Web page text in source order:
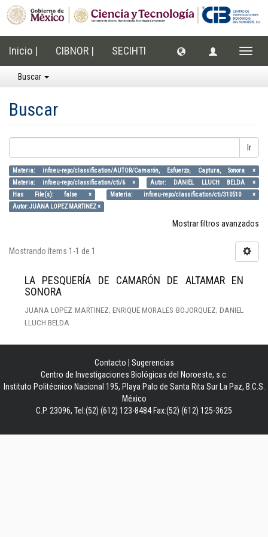
Inicio | CIBNOR | SECIHTI
Buscar
Buscar
Ir
Materia: info:eu-repo/classification/AUTOR/Camarón, Esfuerzo, Captura, Sonora ×
Materia: info:eu-repo/classification/cti/6 ×
Autor: DANIEL LLUCH BELDA ×
Has File(s): false ×
Materia: info:eu-repo/classification/cti/310510 ×
Autor: JUANA LOPEZ MARTINEZ ×
Mostrar filtros avanzados
Mostrando ítems 1-1 de 1
LA PESQUERÍA DE CAMARÓN DE ALTAMAR EN
SONORA
JUANA LOPEZ MARTINEZ; ENRIQUE MORALES BOJORQUEZ; DANIEL
LLUCH BELDA
Contacto
Sugerencias
Centro de Investigaciones Biológicas del Noroeste, s.c.
Instituto Politécnico Nacional 195, Playa Palo de Santa Rita Sur La Paz, B.C.S.
México
C.P. 23096, Tel:(52) (612) 123-8484 Fax:(52) (612) 125-3625